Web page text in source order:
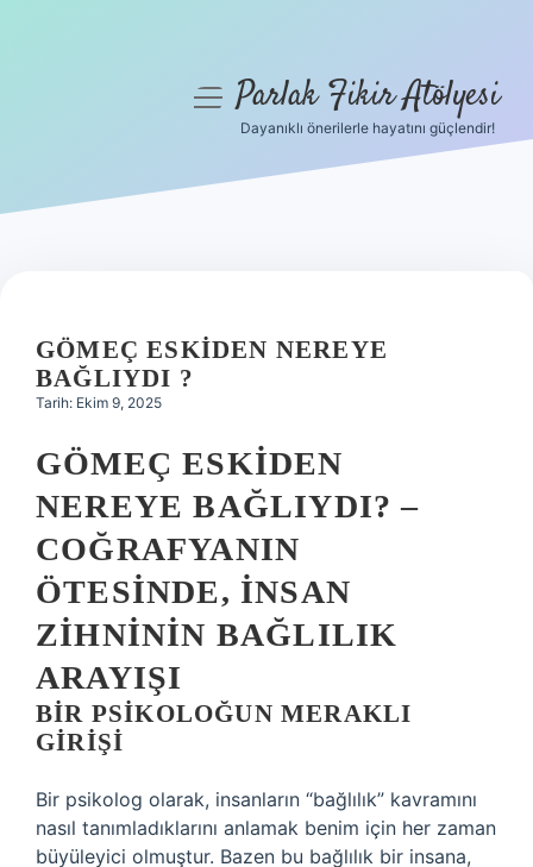
Hakkımızda
menüyüParlak Fikir Atölyesi
Dayanıklı önerilerle hayatını güçlendir!
GÖMEÇ ESKIDEN NEREYE
BAĞLIYDI ?
Tarih: Ekim 9, 2025
GÖMEÇ ESKIDEN
NEREYE BAĞLIYDI? –
COĞRAFYANIN
ÖTESINDE, İNSAN
ZIHNININ BAĞLILIK
ARAYIŞI
BIR PSIKOLOĞUN MERAKLI
GIRIŞI
Bir psikolog olarak, insanların “bağlılık” kavramını
nasıl tanımladıklarını anlamak benim için her zaman
büyüleyici olmuştur. Bazen bu bağlılık bir insana,